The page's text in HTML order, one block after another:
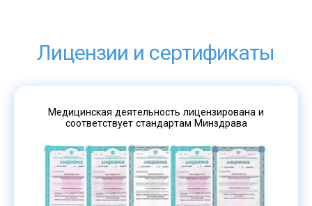
Лицензии и сертификаты
Медицинская деятельность лицензирована и
соответствует стандартам Минздрава